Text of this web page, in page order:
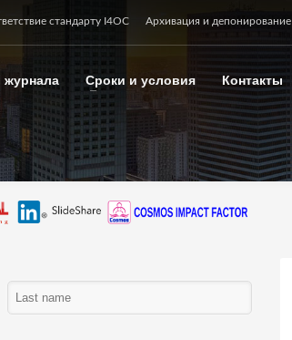
стандарту I4OC Архивация и депонирование
журнала Сроки и условия Контакты